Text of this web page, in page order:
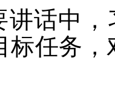
讲话中
标任务